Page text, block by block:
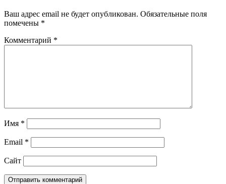
Ваш адрес email не будет опубликован. Обязательные поля
помечены *
Комментарий *
Имя *
Email *
Сайт